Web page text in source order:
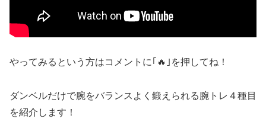
やってみるという方はコメントに｢🔥｣を押してね！
ダンベルだけで腕をバランスよく鍛えられる腕トレ４種目
を紹介します！